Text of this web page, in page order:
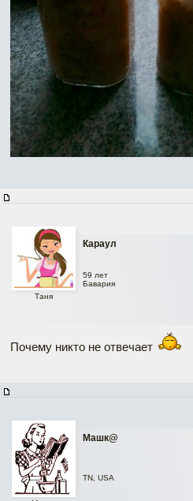
Караул
Таня
59 лет
Бавария
Почему никто не отвечает
Машк@
TN, USA